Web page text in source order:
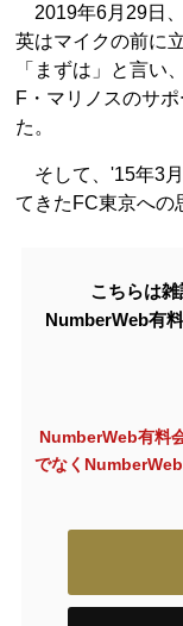
2019年6月29日
英はマイクの前に
「まずは」と言い
F・マリノスのサ
た。
そして、'15年3
てきたFC東京への
こちらは
NumberWeb有
NumberWeb有料
でなく